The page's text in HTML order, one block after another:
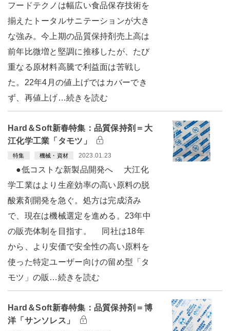
フードテクノは幅広い食品保存技術を
揃えたトータルサニテーションが大き
な強み。今上期の品質保持剤売上高は
前年比微増と堅調に推移したが、たび
重なる原材料高騰で利益面は苦戦し
た。22年4月の値上げではカバーでき
ず、再値上げ…続きを読む
Hard＆Soft新春特集：品質保持剤＝大
江化学工業「タモツ」
特集 機械・資材 2023.01.23
●低コストな新製品開発へ 大江化
学工業はより生産効率の高い原料の脱
酸素剤開発を急ぐ。処方は完成済み
で、現在は機械選定を進める。23年中
の販売体制を目指す。 同社は18年
から、より安価で安全性の高い原料を
使った特定ユーザー向けの留め型「タ
モツ」の販…続きを読む
Hard＆Soft新春特集：品質保持剤＝博
洋「サンソレス」